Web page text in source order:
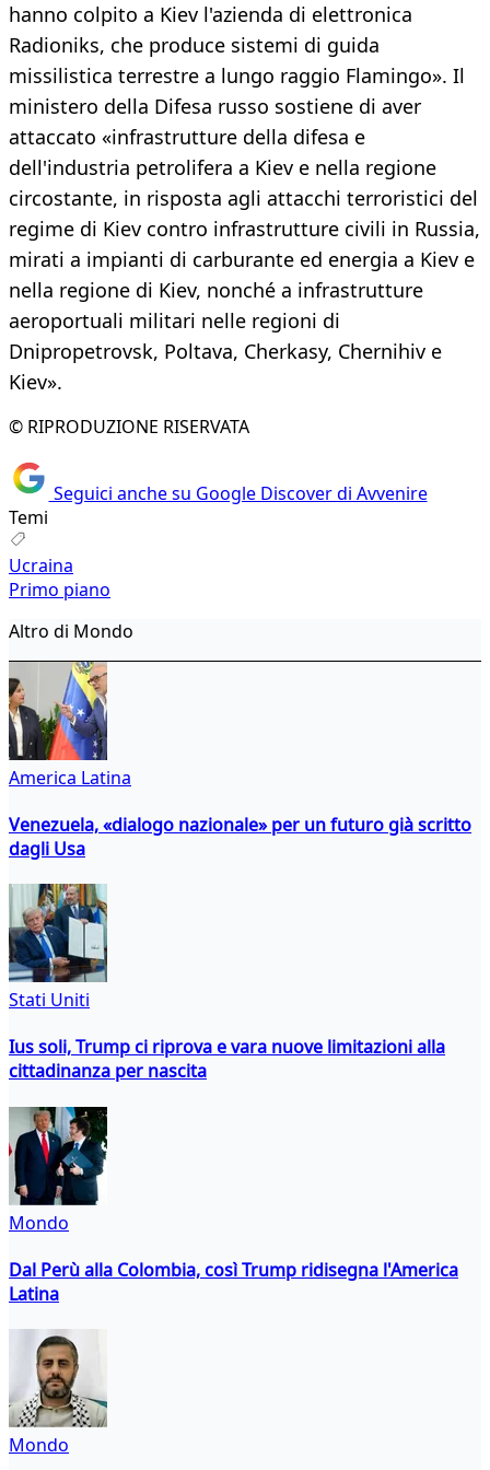
hanno colpito a Kiev l'azienda di elettronica
Radioniks, che produce sistemi di guida
missilistica terrestre a lungo raggio Flamingo». Il
ministero della Difesa russo sostiene di aver
attaccato «infrastrutture della difesa e
dell'industria petrolifera a Kiev e nella regione
circostante, in risposta agli attacchi terroristici del
regime di Kiev contro infrastrutture civili in Russia,
mirati a impianti di carburante ed energia a Kiev e
nella regione di Kiev, nonché a infrastrutture
aeroportuali militari nelle regioni di
Dnipropetrovsk, Poltava, Cherkasy, Chernihiv e
Kiev».
© RIPRODUZIONE RISERVATA
Seguici anche su Google Discover di Avvenire
Temi
Ucraina
Primo piano
Altro di Mondo
America Latina
Venezuela, «dialogo nazionale» per un futuro già scritto
dagli Usa
Stati Uniti
Ius soli, Trump ci riprova e vara nuove limitazioni alla
cittadinanza per nascita
Mondo
Dal Perù alla Colombia, così Trump ridisegna l'America
Latina
Mondo